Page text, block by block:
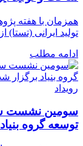
همزمان با هفته
تولید ایرانی (تستا) از تاریخ ۲۲ تا ۲۵ آذرماه ۱۴۰۴
ادامه مطلب
رویداد
سومین نشست
توسعه گروه